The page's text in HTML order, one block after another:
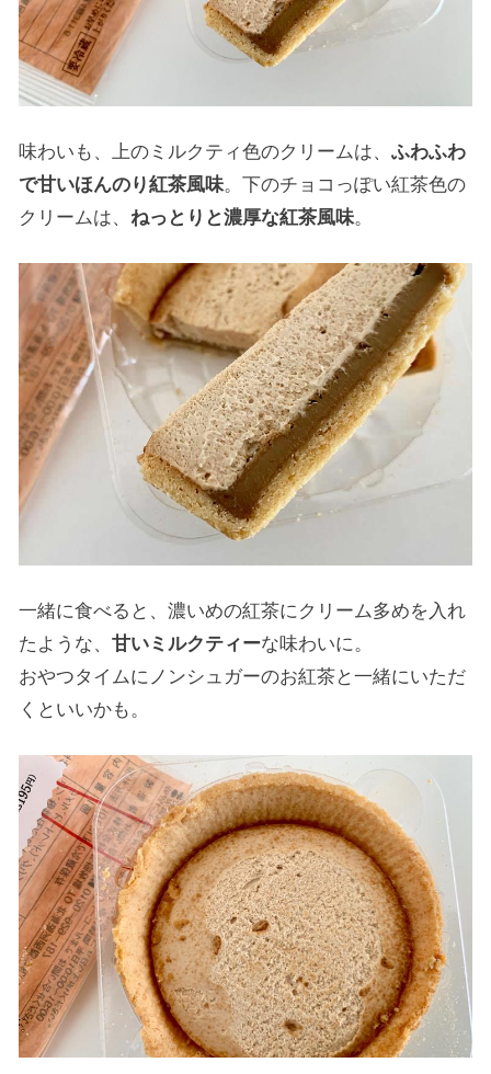
味わいも、上のミルクティ色のクリームは、ふわふわ
で甘いほんのり紅茶風味。下のチョコっぽい紅茶色の
クリームは、 ねっとりと濃厚な紅茶風味。
一緒に食べると、濃いめの紅茶にクリーム多めを入れ
たような、甘いミルクティーな味わいに。
おやつタイムにノンシュガーのお紅茶と一緒にいただ
くといいかも。